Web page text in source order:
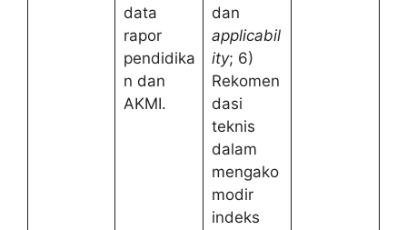
data
rapor
pendidika
n dan
AKMI.
dan
applicabil
ity; 6)
Rekomen
dasi
teknis
dalam
mengako
modir
indeks